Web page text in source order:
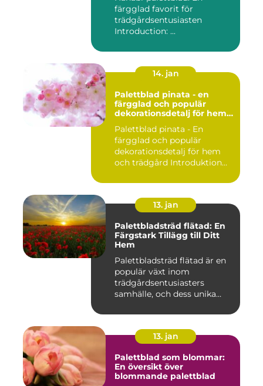
färgglad favorit för
trädgårdsentusiasten
Introduction: ...
14. jan
Palettblad pinata - en
färgglad och populär
dekorationsdetalj för hem
Palettblad pinata - En
färgglad och populär
dekorationsdetalj för hem
och trädgård Introduktion
13. jan
Palettbladsträd flätad: En
Färgstark Tillägg till Ditt
Hem
Palettbladsträd flätad är en
populär växt inom
trädgårdsentusiasters
samhälle, och dess unika
13. jan
Palettblad som blommar:
En översikt över
blommande palettblad